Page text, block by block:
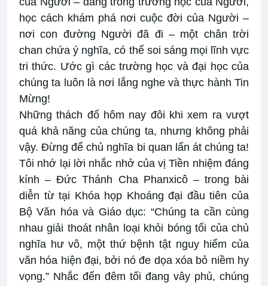
học cách khám phá nơi cuộc đời của Người –
nơi con đường Người đã đi – một chân trời
chan chứa ý nghĩa, có thể soi sáng mọi lĩnh vực
tri thức. Ước gì các trường học và đại học của
chúng ta luôn là nơi lắng nghe và thực hành Tin
Mừng!
Những thách đố hôm nay đôi khi xem ra vượt
quá khả năng của chúng ta, nhưng không phải
vậy. Đừng để chủ nghĩa bi quan lấn át chúng ta!
Tôi nhớ lại lời nhắc nhở của vị Tiền nhiệm đáng
kính – Đức Thánh Cha Phanxicô – trong bài
diễn từ tại Khóa họp Khoáng đại đầu tiên của
Bộ Văn hóa và Giáo dục: “Chúng ta cần cùng
nhau giải thoát nhân loại khỏi bóng tối của chủ
nghĩa hư vô, một thứ bệnh tật nguy hiểm của
văn hóa hiện đại, bởi nó đe dọa xóa bỏ niềm hy
vọng.” Nhắc đến đêm tối đang vây phủ, chúng